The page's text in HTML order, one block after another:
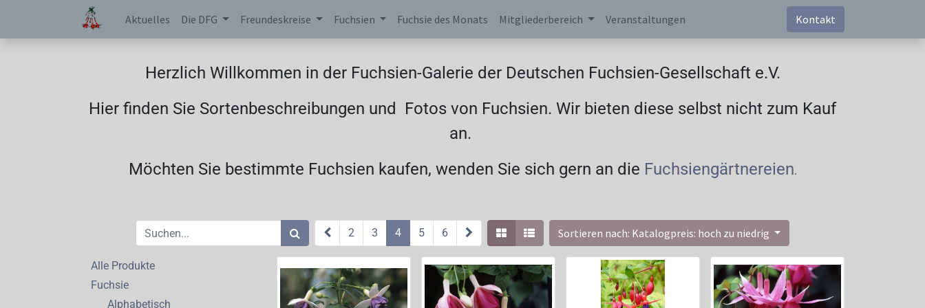
Aktuelles Die DFG Freundeskreise Fuchsien Fuchsie des Monats Mitgliederbereich Veranstaltungen Kontakt
Herzlich Willkommen in der Fuchsien-Galerie der Deutschen Fuchsien-Gesellschaft e.V.
Hier finden Sie Sortenbeschreibungen und Fotos von Fuchsien. Wir bieten diese selbst nicht zum Kauf
an.
Möchten Sie bestimmte Fuchsien kaufen, wenden Sie sich gern an die Fuchsiengärtnereien.
2 3 4 5 6 Sortieren nach: Katalogpreis: hoch zu niedrig
Alle Produkte
Fuchsie
Alphabetisch